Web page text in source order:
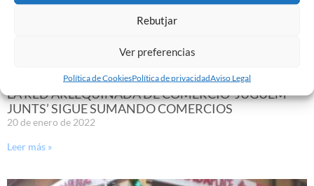
Rebutjar
Ver preferencias
Política de CookiesPolítica de privacidadAviso Legal
LA RED ARLEQUINADA DE COMERCIO ‘JUGUEM
JUNTS’ SIGUE SUMANDO COMERCIOS
20 de enero de 2022
Leer más »